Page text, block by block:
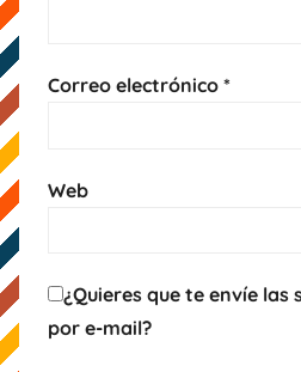
Correo electrónico *
Web
¿Quieres que te envíe
por e-mail?